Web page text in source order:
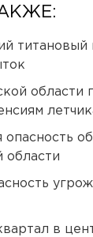
титановый
области
опасность
области
в